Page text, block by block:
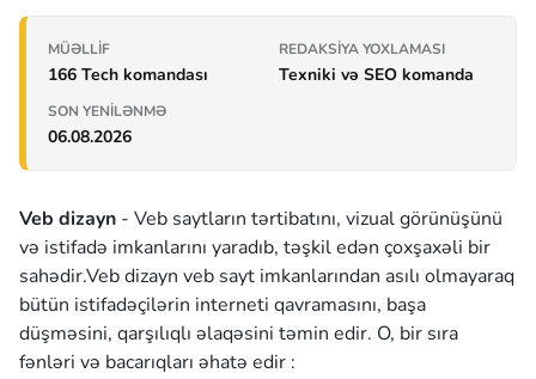
MÜƏLLIF
166 Tech komandası
REDAKSIYA YOXLAMASI
Texniki və SEO komanda
SON YENILƏNMƏ
06.08.2026
Veb dizayn - Veb saytların tərtibatını, vizual görünüşünü
və istifadə imkanlarını yaradıb, təşkil edən çoxşaxəli bir
sahədir.Veb dizayn veb sayt imkanlarından asılı olmayaraq
bütün istifadəçilərin interneti qavramasını, başa
düşməsini, qarşılıqlı əlaqəsini təmin edir. O, bir sıra
fənləri və bacarıqları əhatə edir :